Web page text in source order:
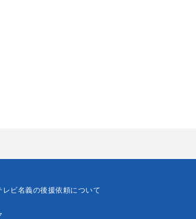
レビ名義の後援依頼について